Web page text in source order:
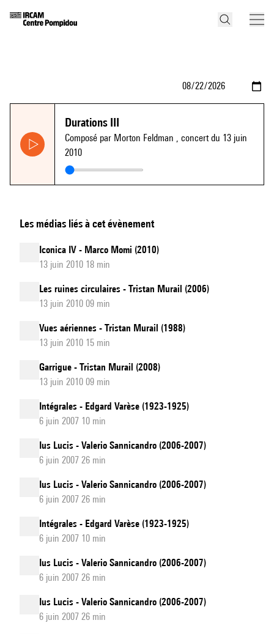
Durations III
Composé par Morton Feldman , concert du 13 juin
2010
Les médias liés à cet évènement
Iconica IV - Marco Momi (2010)
13 juin 2010 18 min
Les ruines circulaires - Tristan Murail (2006)
13 juin 2010 09 min
Vues aériennes - Tristan Murail (1988)
13 juin 2010 15 min
Garrigue - Tristan Murail (2008)
13 juin 2010 09 min
Intégrales - Edgard Varèse (1923-1925)
6 juin 2007 10 min
Ius Lucis - Valerio Sannicandro (2006-2007)
6 juin 2007 26 min
Ius Lucis - Valerio Sannicandro (2006-2007)
6 juin 2007 26 min
Intégrales - Edgard Varèse (1923-1925)
6 juin 2007 10 min
Ius Lucis - Valerio Sannicandro (2006-2007)
6 juin 2007 26 min
Ius Lucis - Valerio Sannicandro (2006-2007)
6 juin 2007 26 min